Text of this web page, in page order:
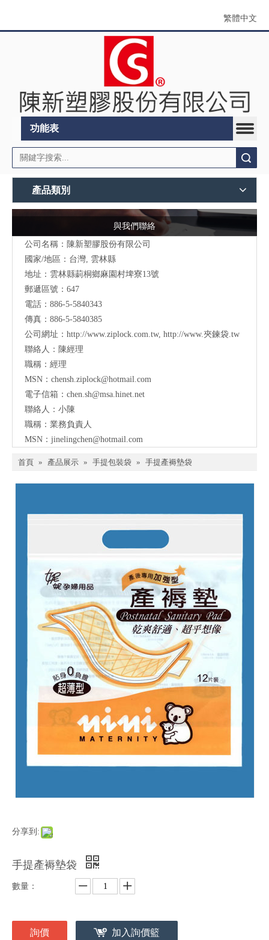
繁體中文
功能表
產品類別
與我們聯絡
公司名稱：陳新塑膠股份有限公司
國家/地區：台灣, 雲林縣
地址： 雲林縣莿桐鄉麻園村埤寮13號
郵遞區號：647
電話：886-5-5840343
傳真：886-5-5840385
公司網址： http://www.ziplock.com.tw, http://www.夾鍊袋.tw
聯絡人：陳經理
職稱：經理
MSN： chensh.ziplock@hotmail.com
電子信箱： chen.sh@msa.hinet.net
聯絡人：小陳
職稱：業務負責人
MSN： jinelingchen@hotmail.com
首頁 » 產品展示 » 手提包裝袋 » 手提產褥墊袋
分享到:
手提產褥墊袋
數量：
詢價 加入詢價籃